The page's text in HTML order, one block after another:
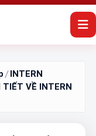
/INTERN
TIẾT VỀ INTERN